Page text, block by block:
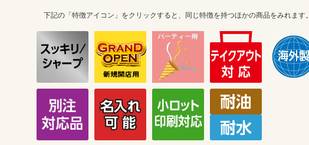
下記の「特徴アイコン」をクリックすると、同じ特徴を持つほかの商品をみれます。